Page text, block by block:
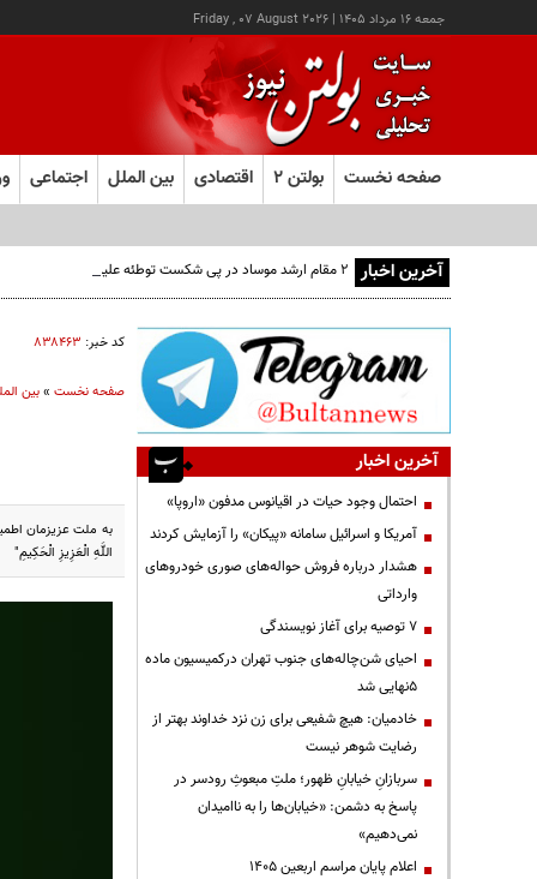
جمعه ۱۶ مرداد ۱۴۰۵ |
Friday , 07 August 2026
صفحه نخست بولتن ۲ اقتصادی بین الملل اجتماعی
آخرین اخبار ۲ مقام‌ ارشد موساد در پی شکست توطئه علیه ایران برکنار شدند
کد خبر: ۸۳۸۴۶۳
صفحه نخست»بین
به ملت عزیزمان
اللَّهِ الْعَزِیزِ الْحَکِیمِ"
آخرین اخبار
احتمال وجود حیات در اقیانوس مدفون «اروپا»
آمریکا و اسرائیل سامانه «پیکان» را آزمایش کردند
هشدار درباره فروش حواله‌های صوری خودروهای
وارداتی
۷ توصیه برای آغاز نویسندگی
احیای شن‌چاله‌های جنوب تهران درکمیسیون ماده
۵نهایی شد
خادمیان: هیچ شفیعی برای زن نزد خداوند بهتر از
رضایت شوهر نیست
سربازانِ خیابانِ ظهور؛ ملتِ مبعوثِ رودسر در
پاسخ به دشمن: «خیابان‌ها را به ناامیدان
نمی‌دهیم»
اعلام پایان مراسم اربعین ۱۴۰۵